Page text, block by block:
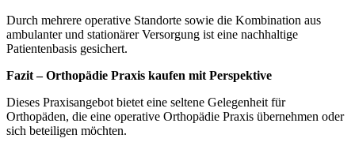
Durch mehrere operative Standorte sowie die Kombination aus
ambulanter und stationärer Versorgung ist eine nachhaltige
Patientenbasis gesichert.
Fazit – Orthopädie Praxis kaufen mit Perspektive
Dieses Praxisangebot bietet eine seltene Gelegenheit für
Orthopäden, die eine operative Orthopädie Praxis übernehmen oder
sich beteiligen möchten.